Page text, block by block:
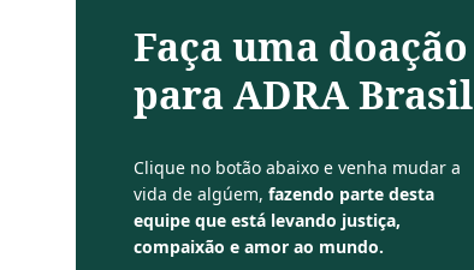
Faça uma doação
para ADRA Brasil
Clique no botão abaixo e venha mudar a
vida de algúem, fazendo parte desta
equipe que está levando justiça,
compaixão e amor ao mundo.